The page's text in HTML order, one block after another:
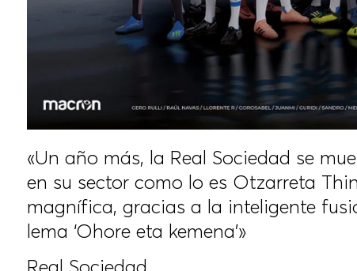
«Un año más, la Real Sociedad se
en su sector como lo es Otzarreta
magnífica, gracias a la inteligente
lema ‘Ohore eta kemena’»